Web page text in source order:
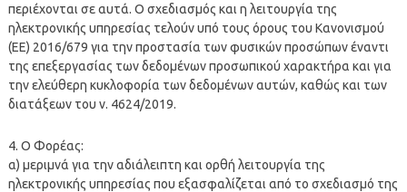
περιέχονται σε αυτά. Ο σχεδιασμός και η λειτουργία της
ηλεκτρονικής υπηρεσίας τελούν υπό τους όρους του Κανονισμού
(ΕΕ) 2016/679 για την προστασία των φυσικών προσώπων έναντι
της επεξεργασίας των δεδομένων προσωπικού χαρακτήρα και για
την ελεύθερη κυκλοφορία των δεδομένων αυτών, καθώς και των
διατάξεων του ν. 4624/2019.
4. Ο Φορέας:
α) μεριμνά για την αδιάλειπτη και ορθή λειτουργία της
ηλεκτρονικής υπηρεσίας που εξασφαλίζεται από το σχεδιασμό της